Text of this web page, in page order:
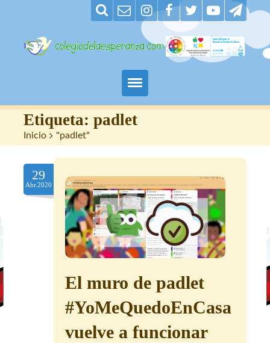
Padres
Alumnos
Maestros
Nuestro centro
Contacto
Etiqueta: padlet
Inicio > "padlet"
29
Abr.2020
El muro de padlet
#YoMeQuedoEnCasa
vuelve a funcionar